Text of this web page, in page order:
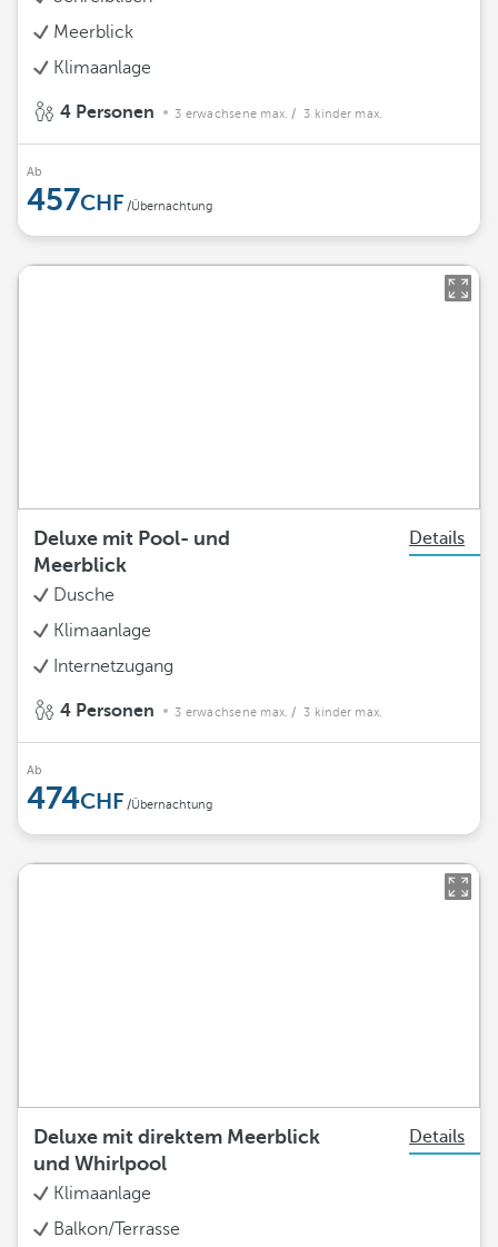
Meerblick
Klimaanlage
4 Personen 3 erwachsene max. / 3 kinder max.
Ab
457 /Übernachtung
Deluxe mit Pool- und
Meerblick
Details
Dusche
Klimaanlage
Internetzugang
4 Personen 3 erwachsene max. / 3 kinder max.
Ab
474 /Übernachtung
Deluxe mit direktem Meerblick
und Whirlpool
Details
Klimaanlage
Balkon/Terrasse